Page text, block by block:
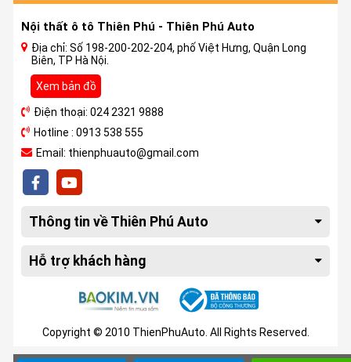
Nội thất ô tô Thiên Phú - Thiên Phú Auto
Địa chỉ: Số 198-200-202-204, phố Việt Hưng, Quận Long
Biên, TP Hà Nội.
Xem bản đồ
Điện thoại: 024 2321 9888
Hotline : 0913 538 555
Email: thienphuauto@gmail.com
Thông tin về Thiên Phú Auto
Hỗ trợ khách hàng
Copyright © 2010 ThienPhuAuto. All Rights Reserved.